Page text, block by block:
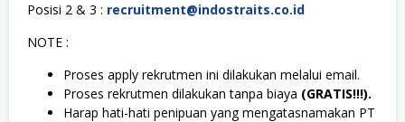
Posisi 2 & 3 : recruitment@indostraits.co.id
NOTE :
Proses apply rekrutmen ini dilakukan melalui email.
Proses rekrutmen dilakukan tanpa biaya (GRATIS!!!).
Harap hati-hati penipuan yang mengatasnamakan PT